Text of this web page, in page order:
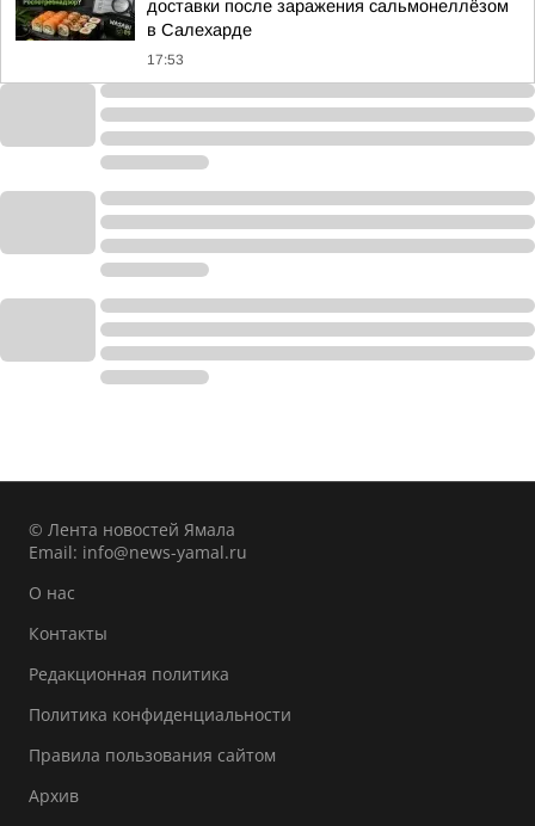
доставки после заражения сальмонеллёзом
в Салехарде
17:53
© Лента новостей Ямала
Email: info@news-yamal.ru
О нас
Контакты
Редакционная политика
Политика конфиденциальности
Правила пользования сайтом
Архив